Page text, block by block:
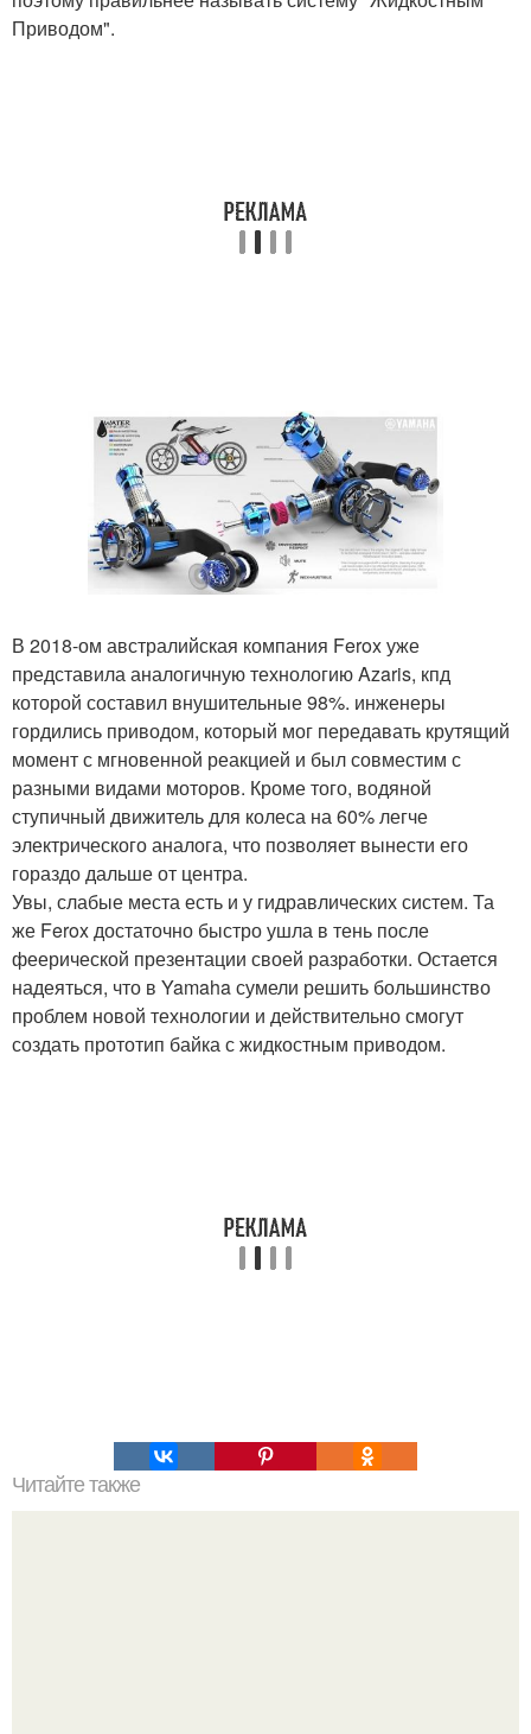
Приводом".
В 2018-ом австралийская компания Ferox уже
представила аналогичную технологию Azaris, кпд
которой составил внушительные 98%. инженеры
гордились приводом, который мог передавать крутящий
момент с мгновенной реакцией и был совместим с
разными видами моторов. Кроме того, водяной
ступичный движитель для колеса на 60% легче
электрического аналога, что позволяет вынести его
гораздо дальше от центра.
Увы, слабые места есть и у гидравлических систем. Та
же Ferox достаточно быстро ушла в тень после
феерической презентации своей разработки. Остается
надеяться, что в Yamaha сумели решить большинство
проблем новой технологии и действительно смогут
создать прототип байка с жидкостным приводом.
Читайте также